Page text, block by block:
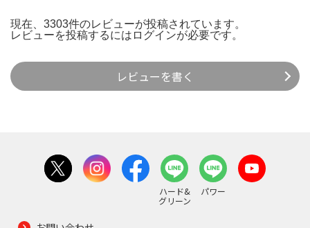
現在、3303件のレビューが投稿されています。
レビューを投稿するには ログインが必要です。
レビューを書く
ハード&
グリーン
パワー